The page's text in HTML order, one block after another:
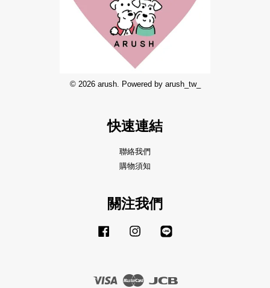
© 2026 arush. Powered by arush_tw_
快速連結
聯絡我們
購物須知
關注我們
Facebook Instagram
Visa Master